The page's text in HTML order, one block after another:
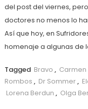
del post del viernes,
doctores no menos lo
Así que hoy, en
homenaje a algunas de
Tagged Bravo ,
Rombos , Dr Sommer,
Lorena Berdun , Olga